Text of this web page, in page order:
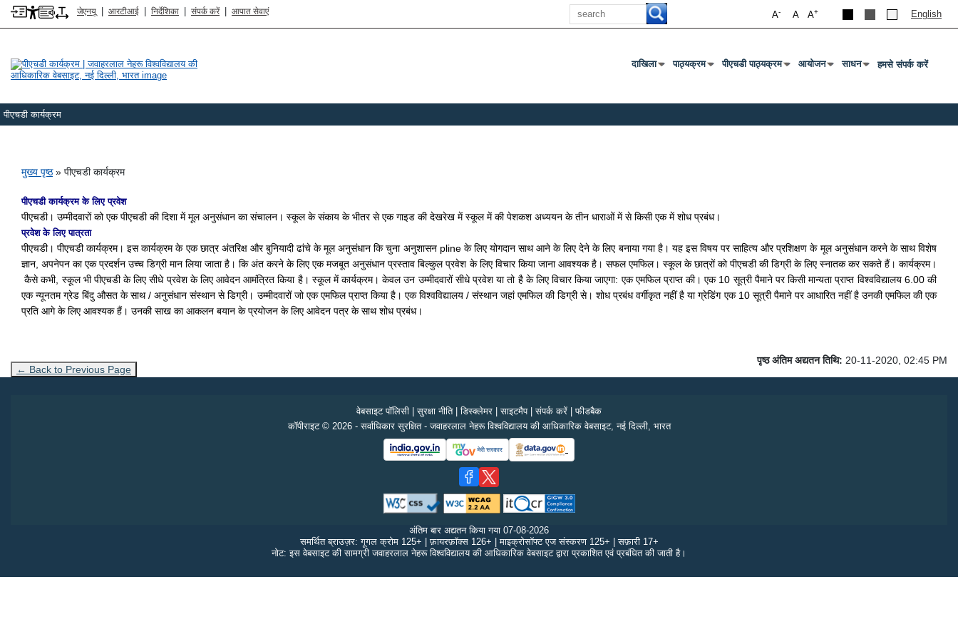
जेएनयू | आरटीआई | निर्देशिका | संपर्क करें | आपात सेवाएं
खोज
A+
A
A- English
दाखिला
उप मेनू खोलने के लिए एंटर या टैब दबाएं
पाठ्यक्रम
उप मेनू खोलने के लिए एंटर या टैब दबाएं
पीएचडी पाठ्यक्रम
उप मेनू खोलने के लिए एंटर या टैब दबाएं
आयोजन
उप मेनू खोलने के लिए एंटर या टैब दबाएं
साधन
उप मेनू खोलने के लिए एंटर या टैब
हमसे संपर्क करें
पीएचडी कार्यक्रम
पग चिन्ह
मुख्य पृष्ठ पीएचडी कार्यक्रम
पीएचडी कार्यक्रम के लिए प्रवेश
पीएचडी। उम्मीदवारों को एक पीएचडी की दिशा में मूल अनुसंधान का संचालन। स्कूल के संकाय के भीतर से एक गाइड की देखरेख में स्कूल में की पेशकश अध्ययन के तीन धाराओं में से किसी एक में शोध प्रबंध।
प्रवेश के लिए पात्रता
पीएचडी। पीएचडी कार्यक्रम। इस कार्यक्रम के एक छात्र अंतरिक्ष और बुनियादी ढांचे के मूल अनुसंधान कि चुना अनुशासन pline के लिए योगदान साथ आने के लिए देने के लिए बनाया गया है। यह इस विषय पर साहित्य और प्रशिक्षण के मूल अनुसंधान करने के साथ विशेष
ज्ञान, अपनेपन का एक प्रदर्शन उच्च डिग्री मान लिया जाता है। कि अंत करने के लिए एक मजबूत अनुसंधान प्रस्ताव बिल्कुल प्रवेश के लिए विचार किया जाना आवश्यक है। सफल एमफिल। स्कूल के छात्रों को पीएचडी की डिग्री के लिए स्नातक कर सकते हैं। कार्यक्रम।
कैसे कभी, स्कूल भी पीएचडी के लिए सीधे प्रवेश के लिए आवेदन आमंत्रित किया है। स्कूल में कार्यक्रम। केवल उन उम्मीदवारों सीधे प्रवेश या तो है के लिए विचार किया जाएगा: एक एमफिल प्राप्त की। एक 10 सूत्री पैमाने पर किसी मान्यता प्राप्त विश्वविद्यालय 6.00 की
एक न्यूनतम ग्रेड बिंदु औसत के साथ / अनुसंधान संस्थान से डिग्री। उम्मीदवारों जो एक एमफिल प्राप्त किया है। एक विश्वविद्यालय / संस्थान जहां एमफिल की डिग्री से। शोध प्रबंध वर्गीकृत नहीं है या ग्रेडिंग एक 10 सूत्री पैमाने पर आधारित नहीं है उनकी एमफिल की एक
प्रति आगे के लिए आवश्यक हैं। उनकी साख का आकलन बयान के प्रयोजन के लिए आवेदन पत्र के साथ शोध प्रबंध।
← Back to Previous Page
पृष्ठ अंतिम अद्यतन तिथि: 20-11-2020, 02:45 PM
वेबसाइट पॉलिसी |सुरक्षा नीति|डिस्क्लेमर |साइटमैप|संपर्क करें |फीडबैक
कॉपीराइट © 2026 - सर्वाधिकार सुरक्षित - जवाहरलाल नेहरू विश्वविद्यालय की आधिकारिक वेबसाइट, नई दिल्ली, भारत
अंतिम बार अद्यतन किया गया 07-08-2026
समर्थित ब्राउज़र: गूगल क्रोम 125+ | फ़ायरफ़ॉक्स 126+ | माइक्रोसॉफ्ट एज संस्करण 125+ | सफ़ारी 17+
नोट: इस वेबसाइट की सामग्री जवाहरलाल नेहरू विश्वविद्यालय की आधिकारिक वेबसाइट द्वारा प्रकाशित एवं प्रबंधित की जाती है।